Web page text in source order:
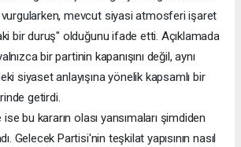
vurgularken, mevcut siyasi atmosferi işaret
bir duruş" olduğunu ifade etti. Açıklamada
bir partinin kapanışını değil, aynı
siyaset anlayışına yönelik kapsamlı bir
getirdi.
bu kararın olası yansımaları şimdiden
Gelecek Partisi'nin teşkilat yapısının nasıl